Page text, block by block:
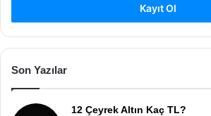
Kayıt Ol
Son Yazılar
12 Çeyrek Altın Kaç TL?